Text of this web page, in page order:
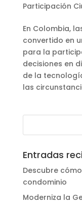
Participación
En Colombia,
convertido en
para la
decisiones en
de la
las
Entradas
Descubre
condominio
Moderniza la